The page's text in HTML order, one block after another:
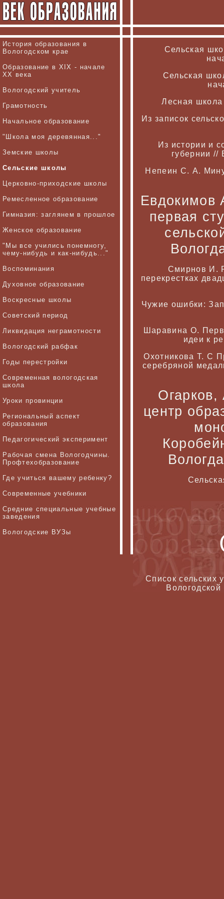
История образования в
Вологодском крае
Образование в XIX - начале
XX века
Вологодский учитель
Грамотность
Начальное образование
"Школа моя деревянная..."
Земские школы
Сельские школы
Церковно-приходские школы
Ремесленное образование
Гимназия: заглянем в прошлое
Женское образование
"Мы все учились понемногу,
чему-нибудь и как-нибудь..."
Воспоминания
Духовное образование
Воскресные школы
Советский период
Ликвидация неграмотности
Вологодский рабфак
Годы перестройки
Современная вологодская
школа
Уроки провинции
Региональный аспект
образования
Педагогический эксперимент
Рабочая смена Вологодчины.
Профтехобразование
Где учиться вашему ребенку?
Современные учебники
Средние специальные учебные
заведения
Вологодские ВУЗы
Список сельских
Сельская
Сельская
Лесная школа
Из записок
Из истории и
губернии //
Непеин С. А.
Евдокимов
первая
Смирнов И.
перекрестках
Чужие ошибки:
Шаравина О.
идеи к
Охотникова Т. С
серебряной
Огарков,
центр